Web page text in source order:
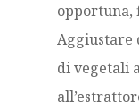
Aggiustare
di vegetali